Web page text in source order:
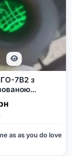
7В2 з
as as you do loves